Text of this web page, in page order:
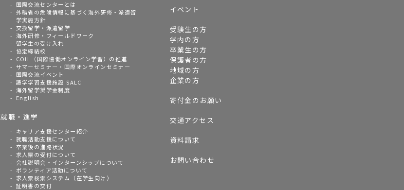
国際交流センターとは
外務省の危険情報に基づく海外研修・派遣留
学実施方針
交換留学・派遣留学
海外研修・フィールドワーク
留学生の受け入れ
協定締結校
COIL（国際協働オンライン学習）の推進
サマーセミナー・国際オンラインセミナー
国際交流イベント
語学学習支援施設 SALC
海外留学奨学金制度
English
就職・進学
キャリア支援センター紹介
就職活動支援について
卒業後の進路状況
求人票の受付について
会社説明会・インターンシップについて
ボランティア活動について
求人票検索システム（在学生向け）
証明書の交付
イベント
受験生の方
学内の方
卒業生の方
保護者の方
地域の方
企業の方
寄付金のお願い
交通アクセス
資料請求
お問い合わせ